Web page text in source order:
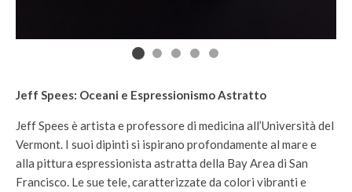
Jeff Spees: Oceani e Espressionismo Astratto
Jeff Spees è artista e professore di medicina all’Università del
Vermont. I suoi dipinti si ispirano profondamente al mare e
alla pittura espressionista astratta della Bay Area di San
Francisco. Le sue tele, caratterizzate da colori vibranti e